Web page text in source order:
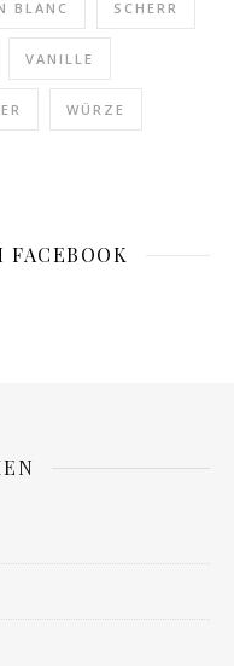
BLANC SCHERR
VANILLE
WÜRZE
FACEBOOK